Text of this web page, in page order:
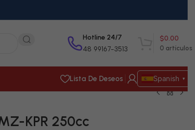
Hotline 24/7
48 99167-3513 0 artículos
$0.00
Lista De Deseos Spanish ▼
KPR 250cc